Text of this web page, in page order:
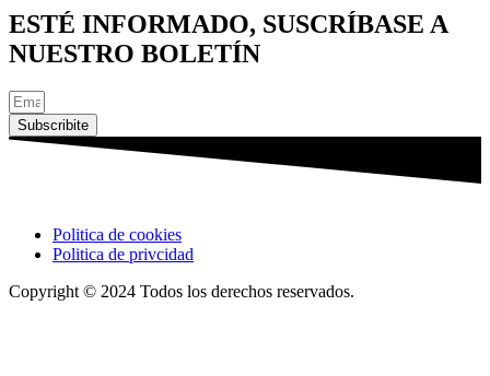
ESTÉ INFORMADO, SUSCRÍBASE A
NUESTRO BOLETÍN
Subscribite
Politica de cookies
Politica de privcidad
Copyright © 2024 Todos los derechos reservados.